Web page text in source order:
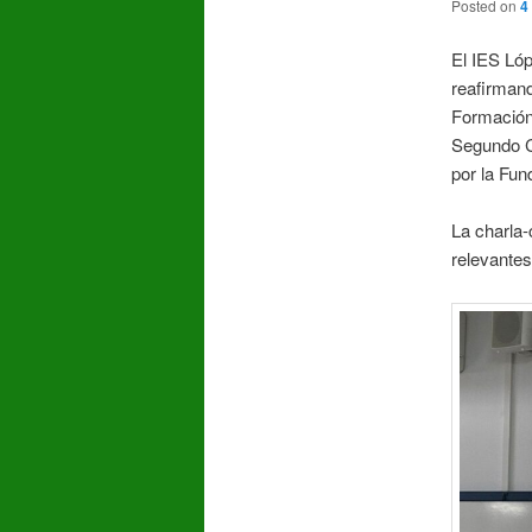
Posted on 4
El IES
Segundo
por la
La